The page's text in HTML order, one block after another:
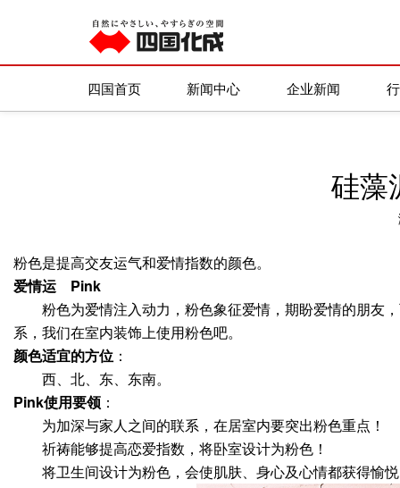
四国首页 新闻中心 企业新闻
硅藻
粉色是提高交友运气和爱情指数的颜色。
爱情运 Pink
粉色为爱情注入动力，粉色象征爱情，期盼爱情的朋友，
系，我们在室内装饰上使用粉色吧。
颜色适宜的方位 ：
西、北、东、东南。
Pink使用要领 ：
为加深与家人之间的联系，在居室内要突出粉色重点！
祈祷能够提高恋爱指数，将卧室设计为粉色！
将卫生间设计为粉色，会使肌肤、身心及心情都获得愉